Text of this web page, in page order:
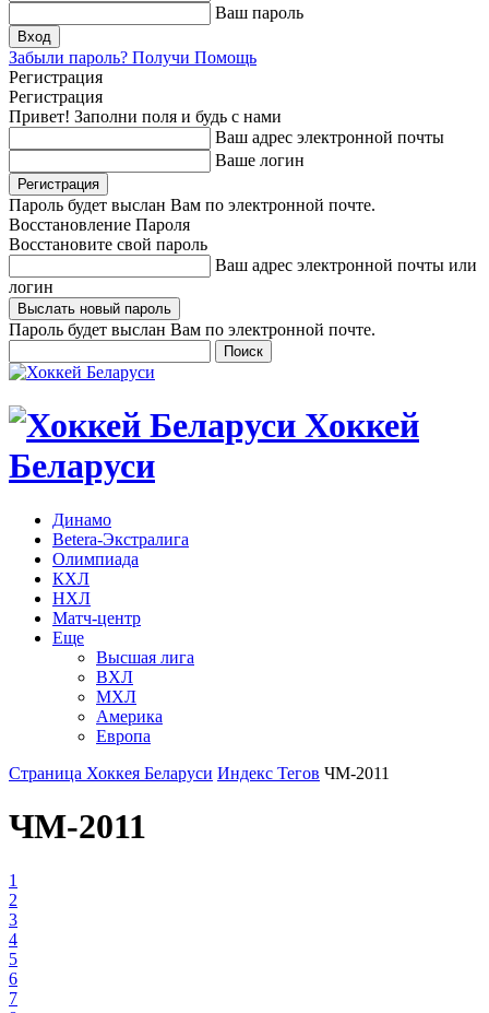
Ваш пароль
Забыли пароль? Получи Помощь
Регистрация
Регистрация
Привет! Заполни поля и будь с нами
Ваш адрес электронной почты
Ваше логин
Пароль будет выслан Вам по электронной почте.
Восстановление Пароля
Восстановите свой пароль
Ваш адрес электронной почты или
логин
Пароль будет выслан Вам по электронной почте.
Хоккей
Беларуси
Динамо
Betera-Экстралига
Олимпиада
КХЛ
НХЛ
Матч-центр
Еще
Высшая лига
ВХЛ
МХЛ
Америка
Европа
Страница Хоккея Беларуси Индекс Тегов ЧМ-2011
ЧМ-2011
1
2
3
4
5
6
7